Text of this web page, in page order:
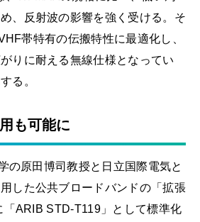
、反射波の影響を強く受ける。そ
帯特有の伝搬特性に最適化し、
りに耐える無線仕様となってい
る。
も可能に
の原田博司教授と日立国際電気と
した公共ブロードバンドの「拡張
ARIB STD-T119」として標準化